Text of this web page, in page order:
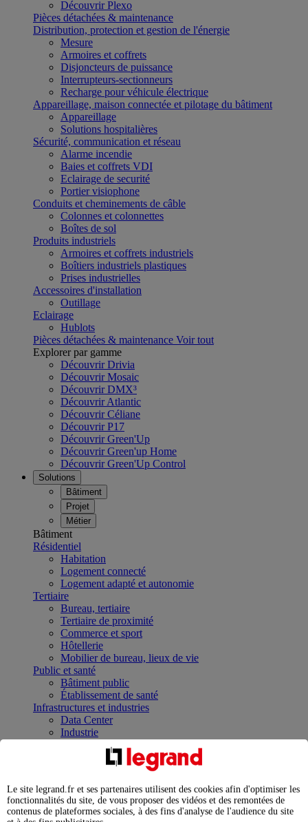
Découvrir Plexo
Pièces détachées & maintenance
Distribution, protection et gestion de l'énergie
Mesure
Armoires et coffrets
Disjoncteurs de puissance
Interrupteurs-sectionneurs
Recharge pour véhicule électrique
Appareillage, maison connectée et pilotage du bâtiment
Appareillage
Solutions hospitalières
Sécurité, communication et réseau
Alarme incendie
Baies et coffrets VDI
Eclairage de securité
Portier visiophone
Conduits et cheminements de câble
Colonnes et colonnettes
Boîtes de sol
Produits industriels
Armoires et coffrets industriels
Boîtiers industriels plastiques
Prises industrielles
Accessoires d'installation
Outillage
Eclairage
Hublots
Pièces détachées & maintenance Voir tout
Explorer par gamme
Découvrir Drivia
Découvrir Mosaic
Découvrir DMX³
Découvrir Atlantic
Découvrir Céliane
Découvrir P17
Découvrir Green'Up
Découvrir Green'up Home
Découvrir Green'Up Control
Solutions
Bâtiment
Projet
Métier
Bâtiment
Résidentiel
Habitation
Logement connecté
Logement adapté et autonomie
Tertiaire
Bureau, tertiaire
Tertiaire de proximité
Commerce et sport
Hôtellerie
Mobilier de bureau, lieux de vie
Public et santé
Bâtiment public
Établissement de santé
Infrastructures et industries
Data Center
Industrie
Infrastructures
Contrôler et planifier le fonctionnement des appareils
Répartir et optimiser son tableau électrique
Legrand Data Center Solutions : concentrer les
expertises au service de vos performances
Le site legrand.fr et ses partenaires utilisent des cookies afin d'optimiser les
fonctionnalités du site, de vous proposer des vidéos et des remontées de
contenus de plateformes sociales, à des fins d'analyse de l'audience du site